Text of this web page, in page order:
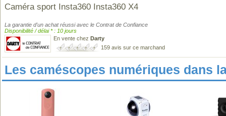
Caméra sport Insta360 Insta360 X4
La garantie d'un achat réussi avec le Contrat de Confiance
Disponibilité / délai * : 10 jours
En vente chez Darty
159 avis sur ce marchand
Les caméscopes numériques dans